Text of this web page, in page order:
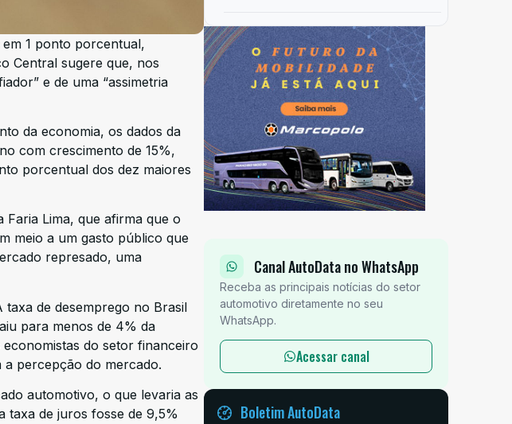
1 ponto porcentual,
Central sugere que, nos
e de uma “assimetria
da economia, os dados da
com crescimento de 15%,
porcentual dos dez maiores
Faria Lima, que afirma que o
meio a um gasto público que
represado, uma
de desemprego no Brasil
para menos de 4% da
do setor financeiro
percepção do mercado.
automotivo, o que levaria as
taxa de juros fosse de 9,5%
Canal AutoData no WhatsApp
Receba as principais notícias do setor
automotivo diretamente no seu
WhatsApp.
Acessar canal
Boletim AutoData